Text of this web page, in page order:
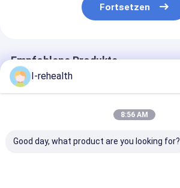
Fortsetzen
Empfohlene Produkte
I-rehealth
8:56 AM
Good day, what product are you looking for?